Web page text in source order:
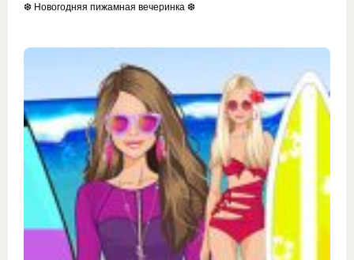
❆ Новогодняя пижамная вечеринка ❆